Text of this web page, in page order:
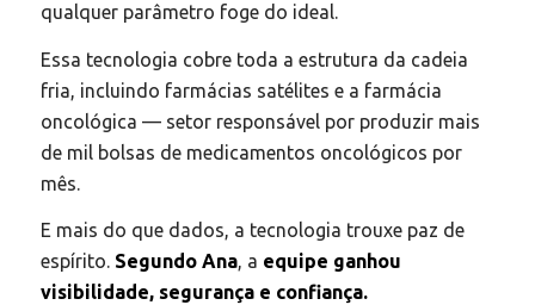
qualquer parâmetro foge do ideal.
Essa tecnologia cobre toda a estrutura da cadeia
fria, incluindo farmácias satélites e a farmácia
oncológica — setor responsável por produzir mais
de mil bolsas de medicamentos oncológicos por
mês.
E mais do que dados, a tecnologia trouxe paz de
espírito. Segundo Ana, a equipe ganhou
visibilidade, segurança e confiança.